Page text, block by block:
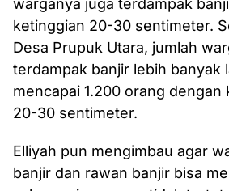
ketinggian 20-30 sentimeter.
Desa Prupuk Utara, jumlah
terdampak banjir lebih banyak
mencapai 1.200 orang dengan
20-30 sentimeter.
Elliyah pun mengimbau agar
banjir dan rawan banjir bisa